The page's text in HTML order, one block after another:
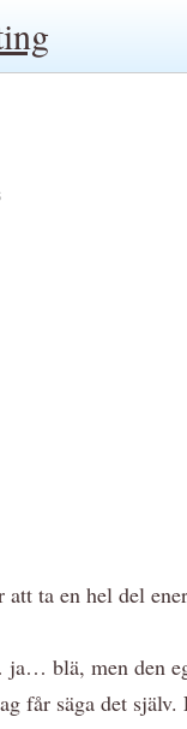
ta en hel del
blä, men den
får säga det